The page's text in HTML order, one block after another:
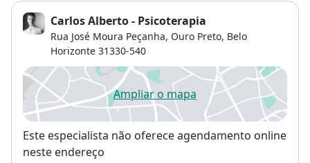
Carlos Alberto - Psicoterapia
Rua José Moura Peçanha, Ouro Preto, Belo
Horizonte 31330-540
Ampliar o mapaabre num novo separador
Disponibilidade
Este especialista não oferece agendamento online
neste endereço